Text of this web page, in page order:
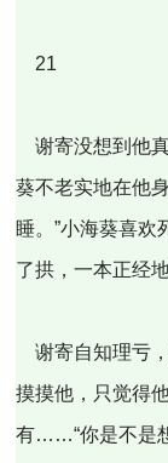
21
谢寄没想到他
葵不老实地在他
睡。”小海葵喜
了拱，一本正经
谢寄自知理亏
摸摸他，只觉得
有……“你是不是